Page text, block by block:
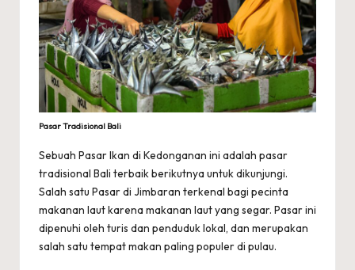
Pasar Tradisional Bali
Sebuah Pasar Ikan di Kedonganan ini adalah pasar
tradisional Bali terbaik berikutnya untuk dikunjungi.
Salah satu Pasar di Jimbaran terkenal bagi pecinta
makanan laut karena makanan laut yang segar. Pasar ini
dipenuhi oleh turis dan penduduk lokal, dan merupakan
salah satu tempat makan paling populer di pulau.